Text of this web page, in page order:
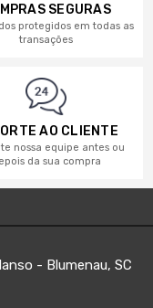
SEGURAS
protegidos em todas as
transações
AO CLIENTE
nossa equipe antes ou
da sua compra
- Blumenau, SC